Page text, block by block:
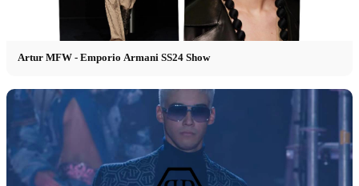
Artur MFW - Emporio Armani SS24 Show